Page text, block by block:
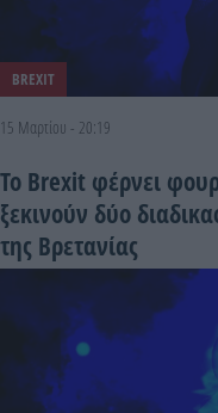
BREXIT
15 Μαρτίου - 20:19
Το Brexit φέρνει
ξεκινούν δύο
της Βρετανίας